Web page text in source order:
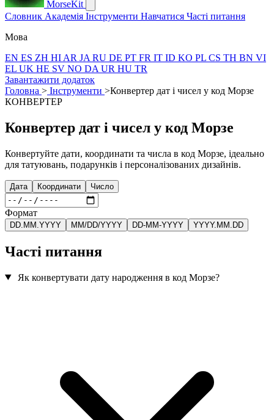
MorseKit
Словник Академія Інструменти Навчатися Часті питання
Мова
EN ES ZH HI AR JA RU DE PT FR IT ID KO PL CS TH BN VI
EL UK HE SV NO DA UR HU TR
Завантажити додаток
Головна > Інструменти >Конвертер дат і чисел у код Морзе
КОНВЕРТЕР
Конвертер дат і чисел у код Морзе
Конвертуйте дати, координати та числа в код Морзе, ідеально
для татуювань, подарунків і персоналізованих дизайнів.
Дата Координати Число
Формат
DD.MM.YYYY MM/DD/YYYY DD-MM-YYYY YYYY.MM.DD
Часті питання
Як конвертувати дату народження в код Морзе?